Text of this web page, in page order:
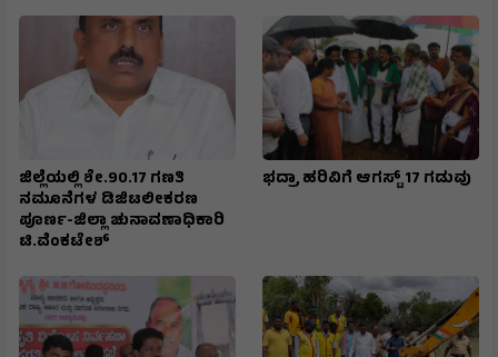
ಜಿಲ್ಲೆಯಲ್ಲಿ ಶೇ.90.17 ಗಣತಿ
ನಮೂನೆಗಳ ಡಿಜಿಟಲೀಕರಣ
ಪೂರ್ಣ-ಜಿಲ್ಲಾ ಚುನಾವಣಾಧಿಕಾರಿ
ಟಿ.ವೆಂಕಟೇಶ್
ಭದ್ರಾ ಹರಿವಿಗೆ ಆಗಸ್ಟ್ 17 ಗಡುವು